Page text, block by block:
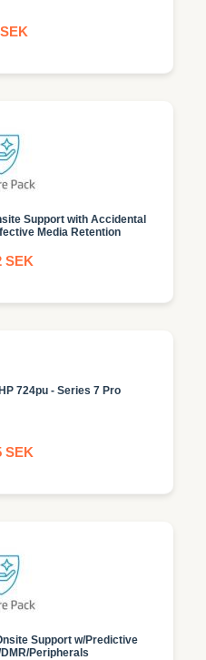
Support with Accidental
Media Retention
SEK
HP 724pu - Series 7 Pro
SEK
Support w/Predictive
Peripherals